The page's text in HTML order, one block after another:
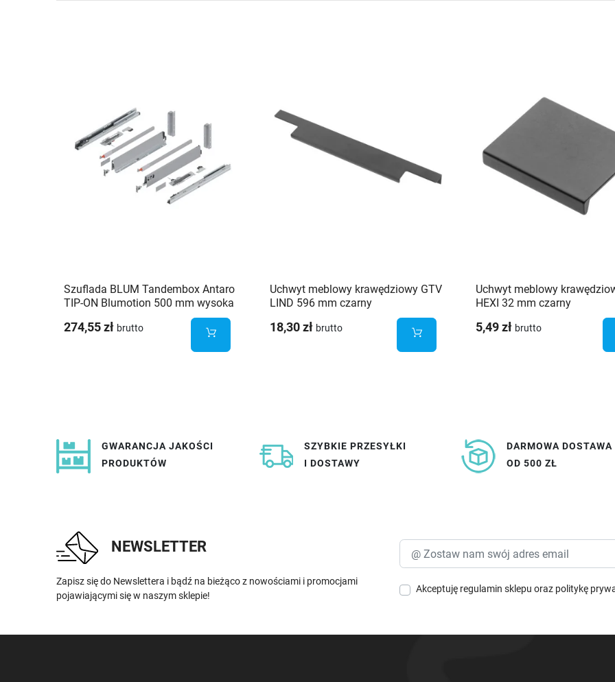
Szuflada BLUM Tandembox Antaro
TIP-ON Blumotion 500 mm wysoka
274,55 zł brutto
Uchwyt meblowy krawędziowy GTV
LIND 596 mm czarny
18,30 zł brutto
Uchwyt meblowy
HEXI 32 mm czarny
5,49 zł brutto
GWARANCJA JAKOŚCI
PRODUKTÓW
SZYBKIE PRZESYŁKI
I DOSTAWY
DARMOWA DOSTAWA
OD 500 ZŁ
NEWSLETTER
Zapisz się do Newslettera i bądź na bieżąco z nowościami i promocjami
pojawiającymi się w naszym sklepie!
Akceptuję regulamin sklepu oraz politykę